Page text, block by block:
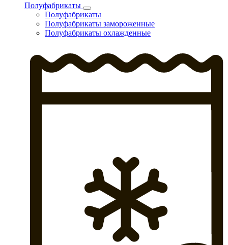
Полуфабрикаты
Полуфабрикаты
Полуфабрикаты замороженные
Полуфабрикаты охлажденные